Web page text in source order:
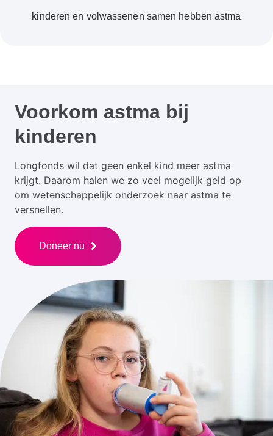
kinderen en volwassenen samen hebben astma
Voorkom astma bij
kinderen
Longfonds wil dat geen enkel kind meer astma
krijgt. Daarom halen we zo veel mogelijk geld op
om wetenschappelijk onderzoek naar astma te
versnellen.
Doneer nu